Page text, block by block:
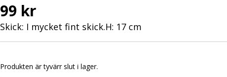
99 kr
Skick: I mycket fint skick.H: 17 cm
Produkten är tyvärr slut i lager.